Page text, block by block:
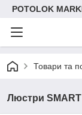
POTOLOK
Товари та
Люстри SMART